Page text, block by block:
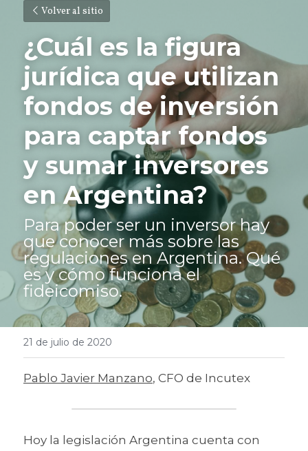
Volver al sitio
¿Cuál es la figura
jurídica que utilizan
fondos de inversión
para captar fondos
y sumar inversores
en Argentina?
Para poder ser un inversor hay
que conocer más sobre las
regulaciones en Argentina. Qué
es y cómo funciona el
fideicomiso.
21 de julio de 2020
Pablo Javier Manzano, CFO de Incutex
Hoy la legislación Argentina cuenta con